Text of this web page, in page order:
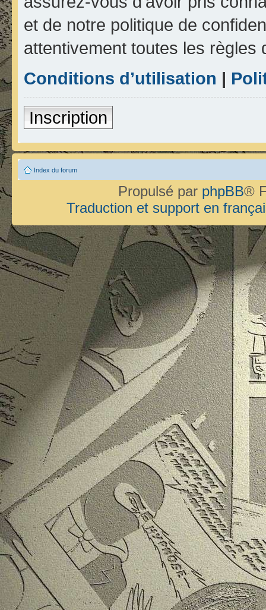
et de notre politique de
attentivement toutes les règles
Conditions d’utilisation |
Inscription
Index du forum
Propulsé par phpBB®
Traduction et support en